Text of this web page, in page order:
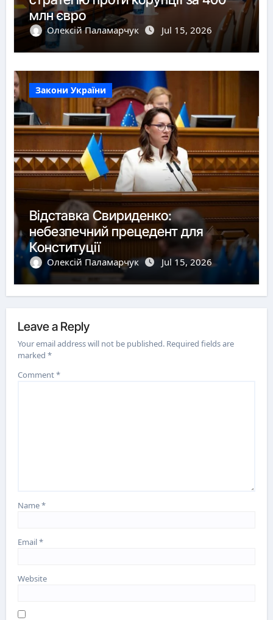
млн євро
Олексій Паламарчук Jul 15, 2026
Закони України
Відставка Свириденко:
небезпечний прецедент для
Конституції
Олексій Паламарчук Jul 15, 2026
Leave a Reply
Your email address will not be published. Required fields are
marked*
Comment*
Name*
Email*
Website